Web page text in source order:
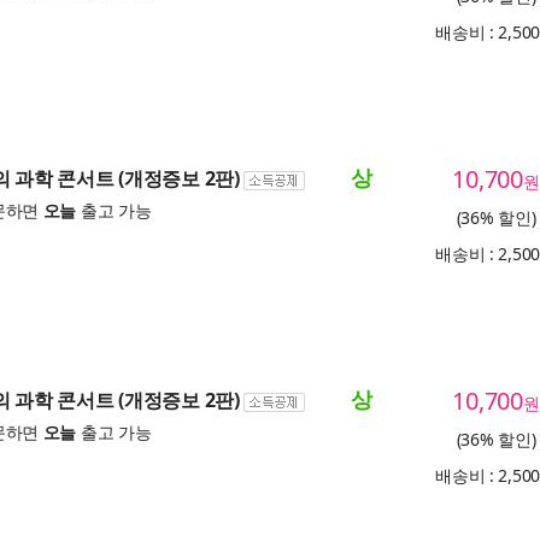
배송비 :
과학 콘서트 (개정증보 2판)
면 오늘 출고 가능
상 10,700원
(36% 할인)
배송비 :
과학 콘서트 (개정증보 2판)
면 오늘 출고 가능
상 10,700원
(36% 할인)
배송비 :